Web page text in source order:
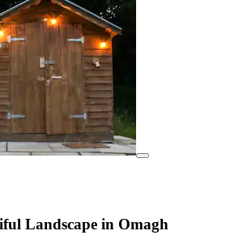
Landscape in Omagh